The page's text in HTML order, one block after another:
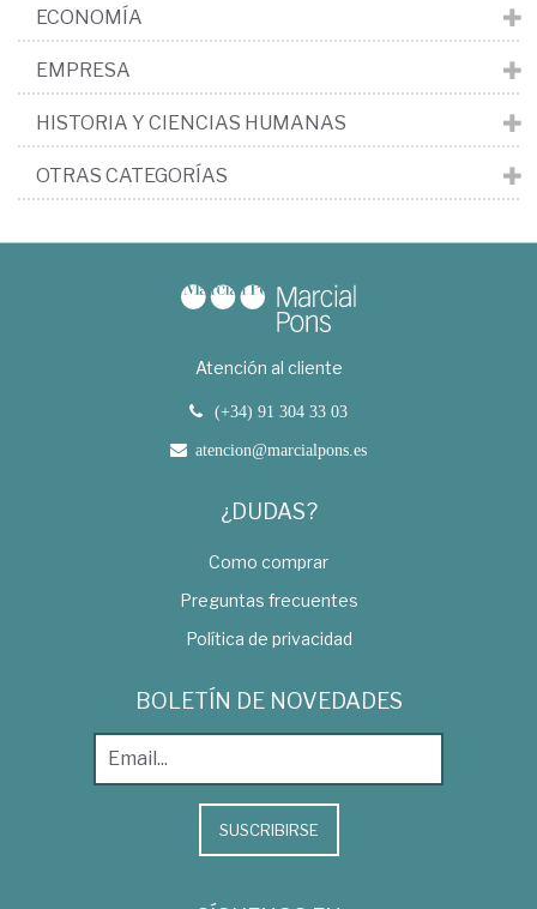
ECONOMÍA
EMPRESA
HISTORIA Y CIENCIAS HUMANAS
OTRAS CATEGORÍAS
Atención al cliente
(+34) 91 304 33 03
atencion@marcialpons.es
¿DUDAS?
Como comprar
Preguntas frecuentes
Política de privacidad
BOLETÍN DE NOVEDADES
SUSCRIBIRSE